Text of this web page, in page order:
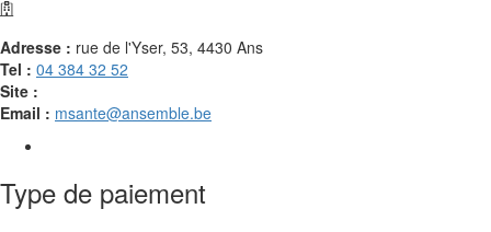
Adresse : rue de l'Yser, 53, 4430 Ans
Tel : 04 384 32 52
Site :
Email : msante@ansemble.be
Type de paiement